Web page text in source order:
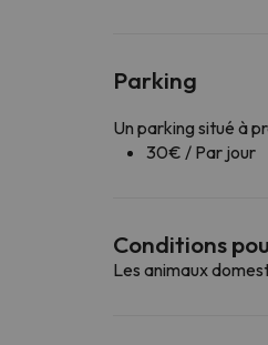
Parking
Un parking situé à
30€ / Par jour
Conditions
Les animaux